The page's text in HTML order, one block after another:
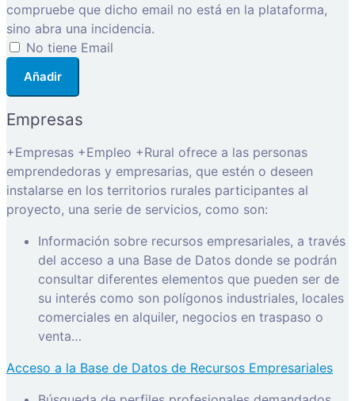
compruebe que dicho email no está en la plataforma,
sino abra una incidencia.
No tiene Email
Añadir
Empresas
+Empresas +Empleo +Rural ofrece a las personas
emprendedoras y empresarias, que estén o deseen
instalarse en los territorios rurales participantes al
proyecto, una serie de servicios, como son:
Información sobre recursos empresariales, a través
del acceso a una Base de Datos donde se podrán
consultar diferentes elementos que pueden ser de
su interés como son polígonos industriales, locales
comerciales en alquiler, negocios en traspaso o
venta…
Acceso a la Base de Datos de Recursos Empresariales